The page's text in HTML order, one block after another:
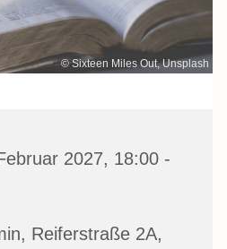
© Sixteen Miles Out, Unsplash
2027, 18:00 -
Reiferstraße 2A,